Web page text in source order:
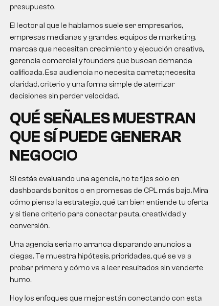
presupuesto.
El lector al que le hablamos suele ser empresarios,
empresas medianas y grandes, equipos de marketing,
marcas que necesitan crecimiento y ejecución creativa,
gerencia comercial y founders que buscan demanda
calificada. Esa audiencia no necesita carreta; necesita
claridad, criterio y una forma simple de aterrizar
decisiones sin perder velocidad.
QUÉ SEÑALES MUESTRAN
QUE SÍ PUEDE GENERAR
NEGOCIO
Si estás evaluando una agencia, no te fijes solo en
dashboards bonitos o en promesas de CPL más bajo. Mira
cómo piensa la estrategia, qué tan bien entiende tu oferta
y si tiene criterio para conectar pauta, creatividad y
conversión.
Una agencia seria no arranca disparando anuncios a
ciegas. Te muestra hipótesis, prioridades, qué se va a
probar primero y cómo va a leer resultados sin venderte
humo.
Hoy los enfoques que mejor están conectando con esta